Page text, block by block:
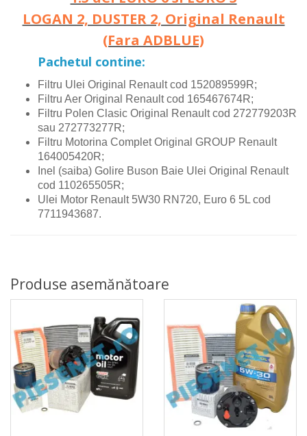
LOGAN 2, DUSTER 2, Original Renault
(Fara ADBLUE)
Pachetul contine:
Filtru Ulei Original Renault cod 152089599R;
Filtru Aer Original Renault cod 165467674R;
Filtru Polen Clasic Original Renault cod 272779203R
sau 272773277R;
Filtru Motorina Complet Original GROUP Renault
164005420R;
Inel (saiba) Golire Buson Baie Ulei Original Renault
cod 110265505R;
Ulei Motor Renault 5W30 RN720, Euro 6 5L cod
7711943687.
Produse asemănătoare